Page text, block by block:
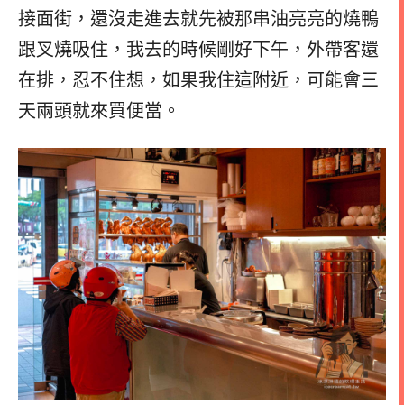
接面街，還沒走進去就先被那串油亮亮的燒鴨
跟叉燒吸住，我去的時候剛好下午，外帶客還
在排，忍不住想，如果我住這附近，可能會三
天兩頭就來買便當。